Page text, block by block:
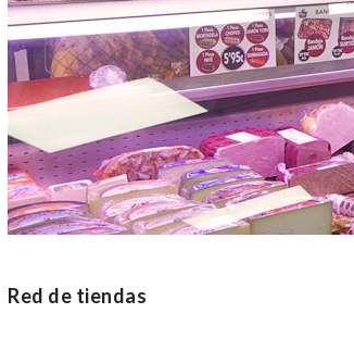
Red de tiendas